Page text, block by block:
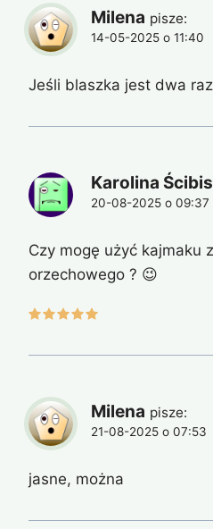
Milena pisze:
14-05-2025 o 11:40
Jeśli blaszka jest dwa
Karolina
20-08-2025 o 09:37
Czy mogę użyć kajmaku
orzechowego ? 😉
Milena pisze:
21-08-2025 o 07:53
jasne, można